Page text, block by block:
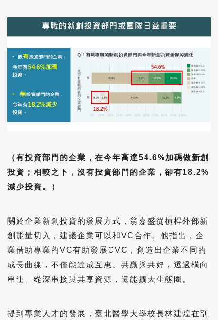
（有投資部門的企業，在今年高達54.6%加碼做新創
投資；相較之下，沒有投資部門的企業，卻有18.2%
減少投資。）
關於企業新創投資的發展方式，翁嘉盛從槓桿外部新
創能量切入，建議企業可以和VC合作。他指出，企
業借助專業的VC有助發展CVC，創造出企業不同的
成長曲線，不僅能達成互惠、共贏與共好，透過橫向
串連、緃深串接與共享資源，還能擴大生態圈。
提到專業人才的發展，臺北醫學大學校長林建煌在剖